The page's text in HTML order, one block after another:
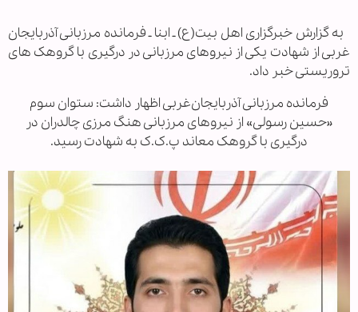
به گزارش خبرگزاری اهل بیت(ع) ـ ابنا ـ فرمانده مرزبانی آذربایجان
غربی از شهادت یکی از نیروهای مرزبانی در درگیری با گروهک های
تروریستی خبر داد.
فرمانده مرزبانی آذربایجان‌غربی اظهار داشت: ستوان سوم
«حسین رسولی» از نیروهای مرزبانی هنگ مرزی چالدران در
درگیری با گروهک معاند پ.ک.ک به شهادت رسید.